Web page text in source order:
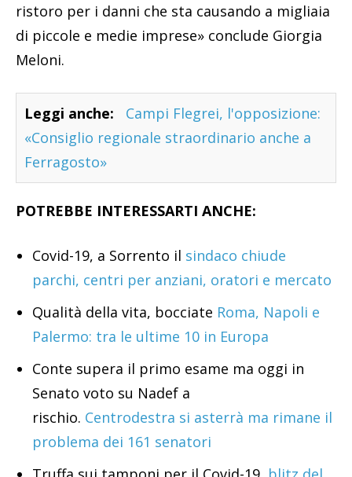
ristoro per i danni che sta causando a migliaia
di piccole e medie imprese» conclude Giorgia
Meloni.
Leggi anche:
Campi Flegrei, l'opposizione:
«Consiglio regionale straordinario anche a
Ferragosto»
POTREBBE INTERESSARTI ANCHE:
Covid-19, a Sorrento il sindaco chiude
parchi, centri per anziani, oratori e mercato
Qualità della vita, bocciate Roma, Napoli e
Palermo: tra le ultime 10 in Europa
Conte supera il primo esame ma oggi in
Senato voto su Nadef a
rischio. Centrodestra si asterrà ma rimane il
problema dei 161 senatori